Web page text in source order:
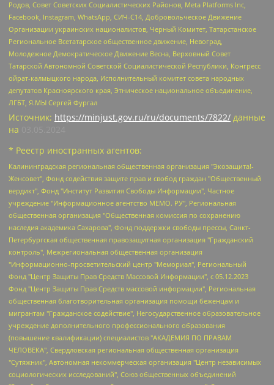
Родов, Совет Советских Социалистических Районов, Meta Platforms Inc,
Facebook, Instagram, WhatsApp, СИЧ-С14, Добровольческое Движение
Организации украинских националистов, Черный Комитет, Татарстанское
Региональное Всетатарское общественное движение, Невоград,
Молодежное Демократическое Движение Весна, Верховный Совет
Татарской Автономной Советской Социалистической Республики, Конгресс
ойрат-калмыцкого народа, Исполнительный комитет совета народных
депутатов Красноярского края, Этническое национальное объединение,
ЛГБТ, Я.МЫ Сергей Фургал
Источник: https://minjust.gov.ru/ru/documents/7822/ данные
на
* Реестр иностранных агентов:
Калининградская региональная общественная организация "Экозащита!-Женсовет", Фонд содействия защите прав и свобод граждан "Общественный вердикт", Фонд "Институт Развития Свободы Информации", Частное учреждение "Информационное агентство МЕМО. РУ", Региональная общественная организация "Общественная комиссия по сохранению наследия академика Сахарова", Фонд поддержки свободы прессы, Санкт-Петербургская общественная правозащитная организация "Гражданский контроль", Межрегиональная общественная организация "Информационно-просветительский центр "Мемориал", Региональный Фонд "Центр Защиты Прав Средств Массовой Информации", с 05.12.2023 Фонд "Центр Защиты Прав Средств массовой информации", Региональная общественная благотворительная организация помощи беженцам и мигрантам "Гражданское содействие", Негосударственное образовательное учреждение дополнительного профессионального образования (повышение квалификации) специалистов "АКАДЕМИЯ ПО ПРАВАМ ЧЕЛОВЕКА", Свердловская региональная общественная организация "Сутяжник", Автономная некоммерческая организация "Центр независимых социологических исследований", Союз общественных объединений "Российский исследовательский центр по правам человека", Региональное общественное учреждение научно-информационный центр "МЕМОРИАЛ", Некоммерческая организация "Фонд защиты гласности", Автономная некоммерческая организация "Институт прав человека", Городская общественная организация "Екатеринбургское общество "МЕМОРИАЛ", Городская общественная организация "Рязанское историко-просветительское и правозащитное общество "Мемориал" (Рязанский Мемориал), Челябинский региональный орган общественной самодеятельности – женское общественное объединение "Женщины Евразии", Челябинский региональный орган общественной самодеятельности "Уральская правозащитная группа", Фонд содействия защите здоровья и социальной справедливости имени Андрея Рылькова, Автономная Некоммерческая Организация "Аналитический Центр Юрия Левады", Автономная некоммерческая организация социальной поддержки населения "Проект Апрель", Региональная общественная организация помощи женщинам и детям, находящимся в кризисной ситуации "Информационно-методический центр "Анна", Фонд содействия развитию массовых коммуникаций и правовому просвещению "Так-так-Так", Фонд содействия устойчивому развитию "Серебряная тайга", Свердловский региональный общественный фонд социальных проектов "Новое время", "Idel.Реалии", Кавказ.Реалии, Крым.Реалии, Телеканал Настоящее Время, Татаро-башкирская служба Радио Свобода (Azatliq Radiosi), Радио Свободная Европа/Радио Свобода (PCE/PC), "Сибирь.Реалии", "Фактограф", Благотворительный фонд помощи осужденным и их семьям, Автономная некоммерческая организация "Институт глобализации и социальных движений", Фонд "В защиту прав заключенных", Частное учреждение "Центр поддержки и содействия развитию средств массовой информации", Пензенский региональный общественный благотворительный фонд "Гражданский союз", "Север.Реалии", Некоммерческая организация Фонд "Правовая инициатива", Общество с ограниченной ответственностью "Радио Свободная Европа/Радио Свобода", Чешское информационное агентство "MEDIUM-ORIENT", Красноярская региональная общественная организация "Мы против СПИДа", Камалягин Денис Николаевич, Маркелов Сергей Евгеньевич, Пономарев Лев Александрович, Савицкая Людмила Алексеевна, Автономная некоммерческая организация "Центр по работе с проблемой насилия "НАСИЛИЮ.НЕТ", Межрегиональный профессиональный союз работников здравоохранения "Альянс врачей", Юридическое лицо, зарегистрированное в Латвийской Республике, SIA "Medusa Project" (регистрационный номер 40103797863, дата регистрации 10.06.2014), Некоммерческая организация "Фонд по борьбе с коррупцией", Автономная некоммерческая организация "Институт права и публичной политики", Баданин Роман Сергеевич, Гликин Максим Александрович, Железнова Мария Михайловна, Лукьянова Юлия Сергеевна, Маетная Елизавета Витальевна, Маняхин Петр Борисович, Чуракова Ольга Владимировна, Ярош Юлия Петровна, Юридическое лицо "The Insider SIA", зарегистрированное в Риге, Латвийская Республика (дата регистрации 26.06.2015), являющееся администратором доменного имени интернет-издания "The Insider SIA", https://theins.ru, Постернак Алексей Евгеньевич, Рубин Михаил Аркадьевич, Анин Роман Александрович, Юридическое лицо Istories fonds, зарегистрированное в Латвийской Республике (регистрационный номер 50008295751, дата регистрации 24.02.2020), Великовский Дмитрий Александрович, Долинина Ирина Николаевна, Мароховская Алеся Алексеевна, Шлейнов Роман Юрьевич, Шмагун Олеся Валентиновна, Общество с ограниченной ответственностью "Альтаир 2021", Общество с ограниченной ответственностью "Вега 2021", Общество с ограниченной ответственностью "Главный редактор 2021", Общество с ограниченной ответственностью "Ромашки монолит", Важенков Артем Валерьевич, Ивановская областная общественная организация "Центр гендерных исследований", Гурман Юрий Альбертович, Медиапроект "ОВД-Инфо", Егоров Владимир Владимирович, Жилинский Владимир Александрович, Общество с ограниченной ответственностью "ЗП", Иванова София Юрьевна, Карезина Инна Павловна, Кильтау Екатерина Викторовна, Петров Алексей Викторович, Пискунов Сергей Евгеньевич, Смирнов Сергей Сергеевич, Тихонов Михаил Сергеевич, Общество с ограниченной ответственностью "ЖУРНАЛИСТ-ИНОСТРАННЫЙ АГЕНТ", Арапова Галина Юрьевна, Вольтская Татьяна Анатольевна, Американская компания "Mason G.E.S. Anonymous Foundation" (США), являющаяся владельцем интернет-издания https://mnews.world/, Компания "Stichting Bellingcat", зарегистрированная в Нидерландах (дата регистрации 11.07.2018), Захаров Андрей Вячеславович, Клепиковская Екатерина Дмитриевна, Общество с ограниченной ответственностью "МЕМО", Перл Роман Александрович, Симонов Евгений Алексеевич, Соловьева Елена Анатольевна, Сотников Даниил Владимирович, Сурначева Елизавета Дмитриевна, Автономная некоммерческая организация по защите прав человека и информированию населения "Якутия – Наше Мнение", Общество с ограниченной ответственностью "Москоу диджитал медиа", с 26.01.2023 Общество с ограниченной ответственностью "Чайка Белые сады", Ветошкина Валерия Валерьевна, Заговора Максим Александрович, Межрегиональное общественное движение "Российская ЛГБТ - сеть", Оленичев Максим Владимирович, Павлов Иван Юрьевич, Скворцова Елена Сергеевна, Общество с ограниченной ответственностью "Как бы инагент", Кочетков Игорь Викторович, Общество с ограниченной ответственностью "Честные выборы", Еланчик Олег Александрович, Общество с ограниченной ответственностью "Нобелевский призыв", Гималова Регина Эмилевна, Григорьев Андрей Валерьевич, Григорьева Алина Александровна, Ассоциация по содействию защите прав призывников, альтернативнослужащих и военнослужащих "Правозащитная группа "Гражданин.Армия.Право", Хисамова Регина Фаритовна, Автономная некоммерческая организация по реализации социально-правовых программ "Лилит", Дальневосточное общественное движение "Маяк", Санкт-Петербургская ЛГБТ-инициативная группа "Выход", Инициативная группа ЛГБТ+ "Реверс", Алексеев Андрей Викторович, Бекбулатова Таисия Львовна, Беляев Иван Михайлович, Владыкина Елена Сергеевна, Гельман Марат Александрович, Никульшина Вероника Юрьевна, Толоконникова Надежда Андреевна, Шендерович Виктор Анатольевич, Общество с ограниченной ответственностью "Данное сообщение", Общество с ограниченной ответственностью Издательский дом "Новая глава", Айнбиндер Александра Александровна, Московский комьюнити-центр для ЛГБТ+инициатив, Благотворительный фонд развития филантропии, Deutsche Welle (Германия, Kurt-Schumacher-Strasse 3, 53113 Bonn), Борзунова Мария Михайловна, Воробьев Виктор Викторович, Голубева Анна Львовна, Константинова Алла Михайловна, Малкова Ирина Владимировна, Мурадов Мурад Абдулгалимович, Осетинская Елизавета Николаевна, Понасенков Евгений Николаевич, Ганапольский Матвей Юрьевич, Киселев Евгений Алексеевич, Борухович Ирина Григорьевна, Дремин Иван Тимофеевич, Дубровский Дмитрий Викторович, Красноярская региональная общественная организация поддержки и развития альтернативных образовательных технологий и межкультурных коммуникаций "ИНТЕРРА", Маяковская Екатерина Алексеевна, Фейгин Марк Захарович, Филимонов Андрей Викторович, Дзугкоева Регина Николаевна, Доброхотов Роман Александрович, Дудь Юрий Александрович, Елкин Сергей Владимирович, Кругликов Кирилл Игоревич, Сабунаева Мария Леонидовна, Семенов Алексей Владимирович, Шаинян Карен Багратович, Шульман Екатерина Михайловна, Асафьев Артур Валерьевич, Вахштайн Виктор Семенович, Венедиктов Алексей Алексеевич, Лушникова Екатерина Евгеньевна, Волков Леонид Михайлович, Невзоров Александр Глебович, Пархоменко Сергей Борисович, Сироткин Ярослав Николаевич, Кара-Мурза Владимир Владимирович, Баранова Наталья Владимировна, Гозман Леонид Яковлевич, Кагарлицкий Борис Юльевич, Климарев Михаил Валерьевич, Милов Владимир Станиславович, Автономная некоммерческая организация Краснодарский центр современного искусства "Типография", Моргенштерн Алишер Тагирович, Соболь Любовь Эдуардовна, Общество с ограниченной ответственностью "ЛИЗА НОРМ", Каспаров Гарри Кимович, Ходорковский Михаил Борисович, Общество с ограниченной ответственностью "Апрельские тезисы", Данилович Ирина Брониславовна, Кашин Олег Владимирович, Петров Николай Владимирович, Пивоваров Алексей Владимирович, Соколов Михаил Владимирович, Цветкова Юлия Владимировна, Чичваркин Евгений Александрович, Комитет против пыток/Команда против пыток, Общество с ограниченной ответственностью "Первый научный", Общество с ограниченной ответственностью "Вертолет и ко", Белоцерковская Вероника Борисовна, Кац Максим Евгеньевич, Лазарева Татьяна Юрьевна, Шаведдинов Руслан Табризович, Яшин Илья Валерьевич, Общество с ограниченной ответственностью "Иноагент ААВ", Алешковский Дмитрий Петрович, Альбац Евгения Марковна, Быков Дмитрий Львович, Галямина Юлия Евгеньевна, Лойко Сергей Леонидович, Мартынов Кирилл Константинович, Медведев Сергей Александрович, Крашенинников Федор Геннадиевич, Гордеева Катерина Вл